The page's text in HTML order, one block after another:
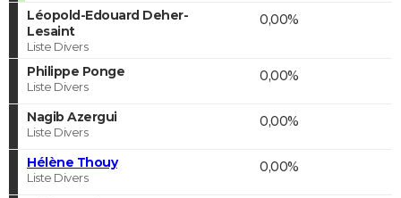
Léopold-Edouard Deher-
Lesaint
Liste Divers
0,00%
Philippe Ponge
Liste Divers
0,00%
Nagib Azergui
Liste Divers
0,00%
Hélène Thouy
Liste Divers
0,00%